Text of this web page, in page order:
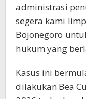
administrasi
segera kami
Bojonegoro
hukum yang
Kasus ini
dilakukan Bea